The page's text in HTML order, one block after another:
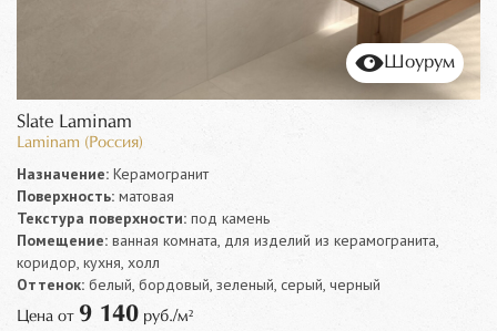
Шоурум
Slate Laminam
Laminam (Россия)
Назначение: Керамогранит
Поверхность: матовая
Текстура поверхности: под камень
Помещение: ванная комната, для изделий из керамогранита,
коридор, кухня, холл
Оттенок: белый, бордовый, зеленый, серый, черный
Цена от 9 140 руб./м²